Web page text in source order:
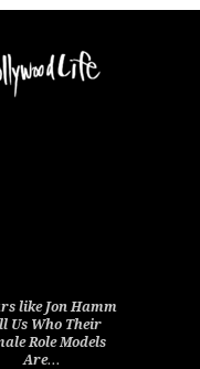
like Jon Hamm
Us Who Their
Role Models
Are…